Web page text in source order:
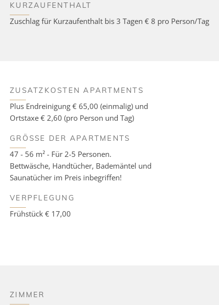
KURZAUFENTHALT
Zuschlag für Kurzaufenthalt bis 3 Tagen € 8 pro Person/Tag
ZUSATZKOSTEN APARTMENTS
Plus Endreinigung € 65,00 (einmalig) und
Ortstaxe € 2,60 (pro Person und Tag)
GRÖSSE DER APARTMENTS
47 - 56 m² - Für 2-5 Personen.
Bettwäsche, Handtücher, Bademäntel und
Saunatücher im Preis inbegriffen!
VERPFLEGUNG
Frühstück € 17,00
ZIMMER